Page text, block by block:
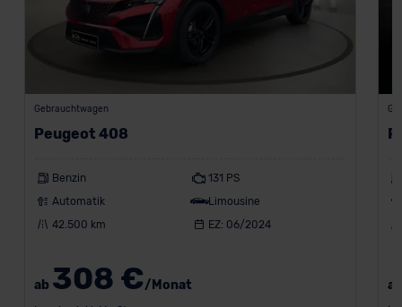
Gebrauchtwagen
Peugeot 408
Benzin
131 PS
Automatik
Limousine
42.500 km
EZ: 06/2024
ab 308 €/Monat